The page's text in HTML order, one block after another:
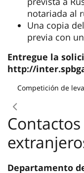
Ruso para
Duración de la
• 1,5 años, 1
que no hablan
• 6 meses, 3
que hablen ruso
Costo de la
1,5 años –
1 año – 145.000
6 meses – 85.000
3 meses – 55.000